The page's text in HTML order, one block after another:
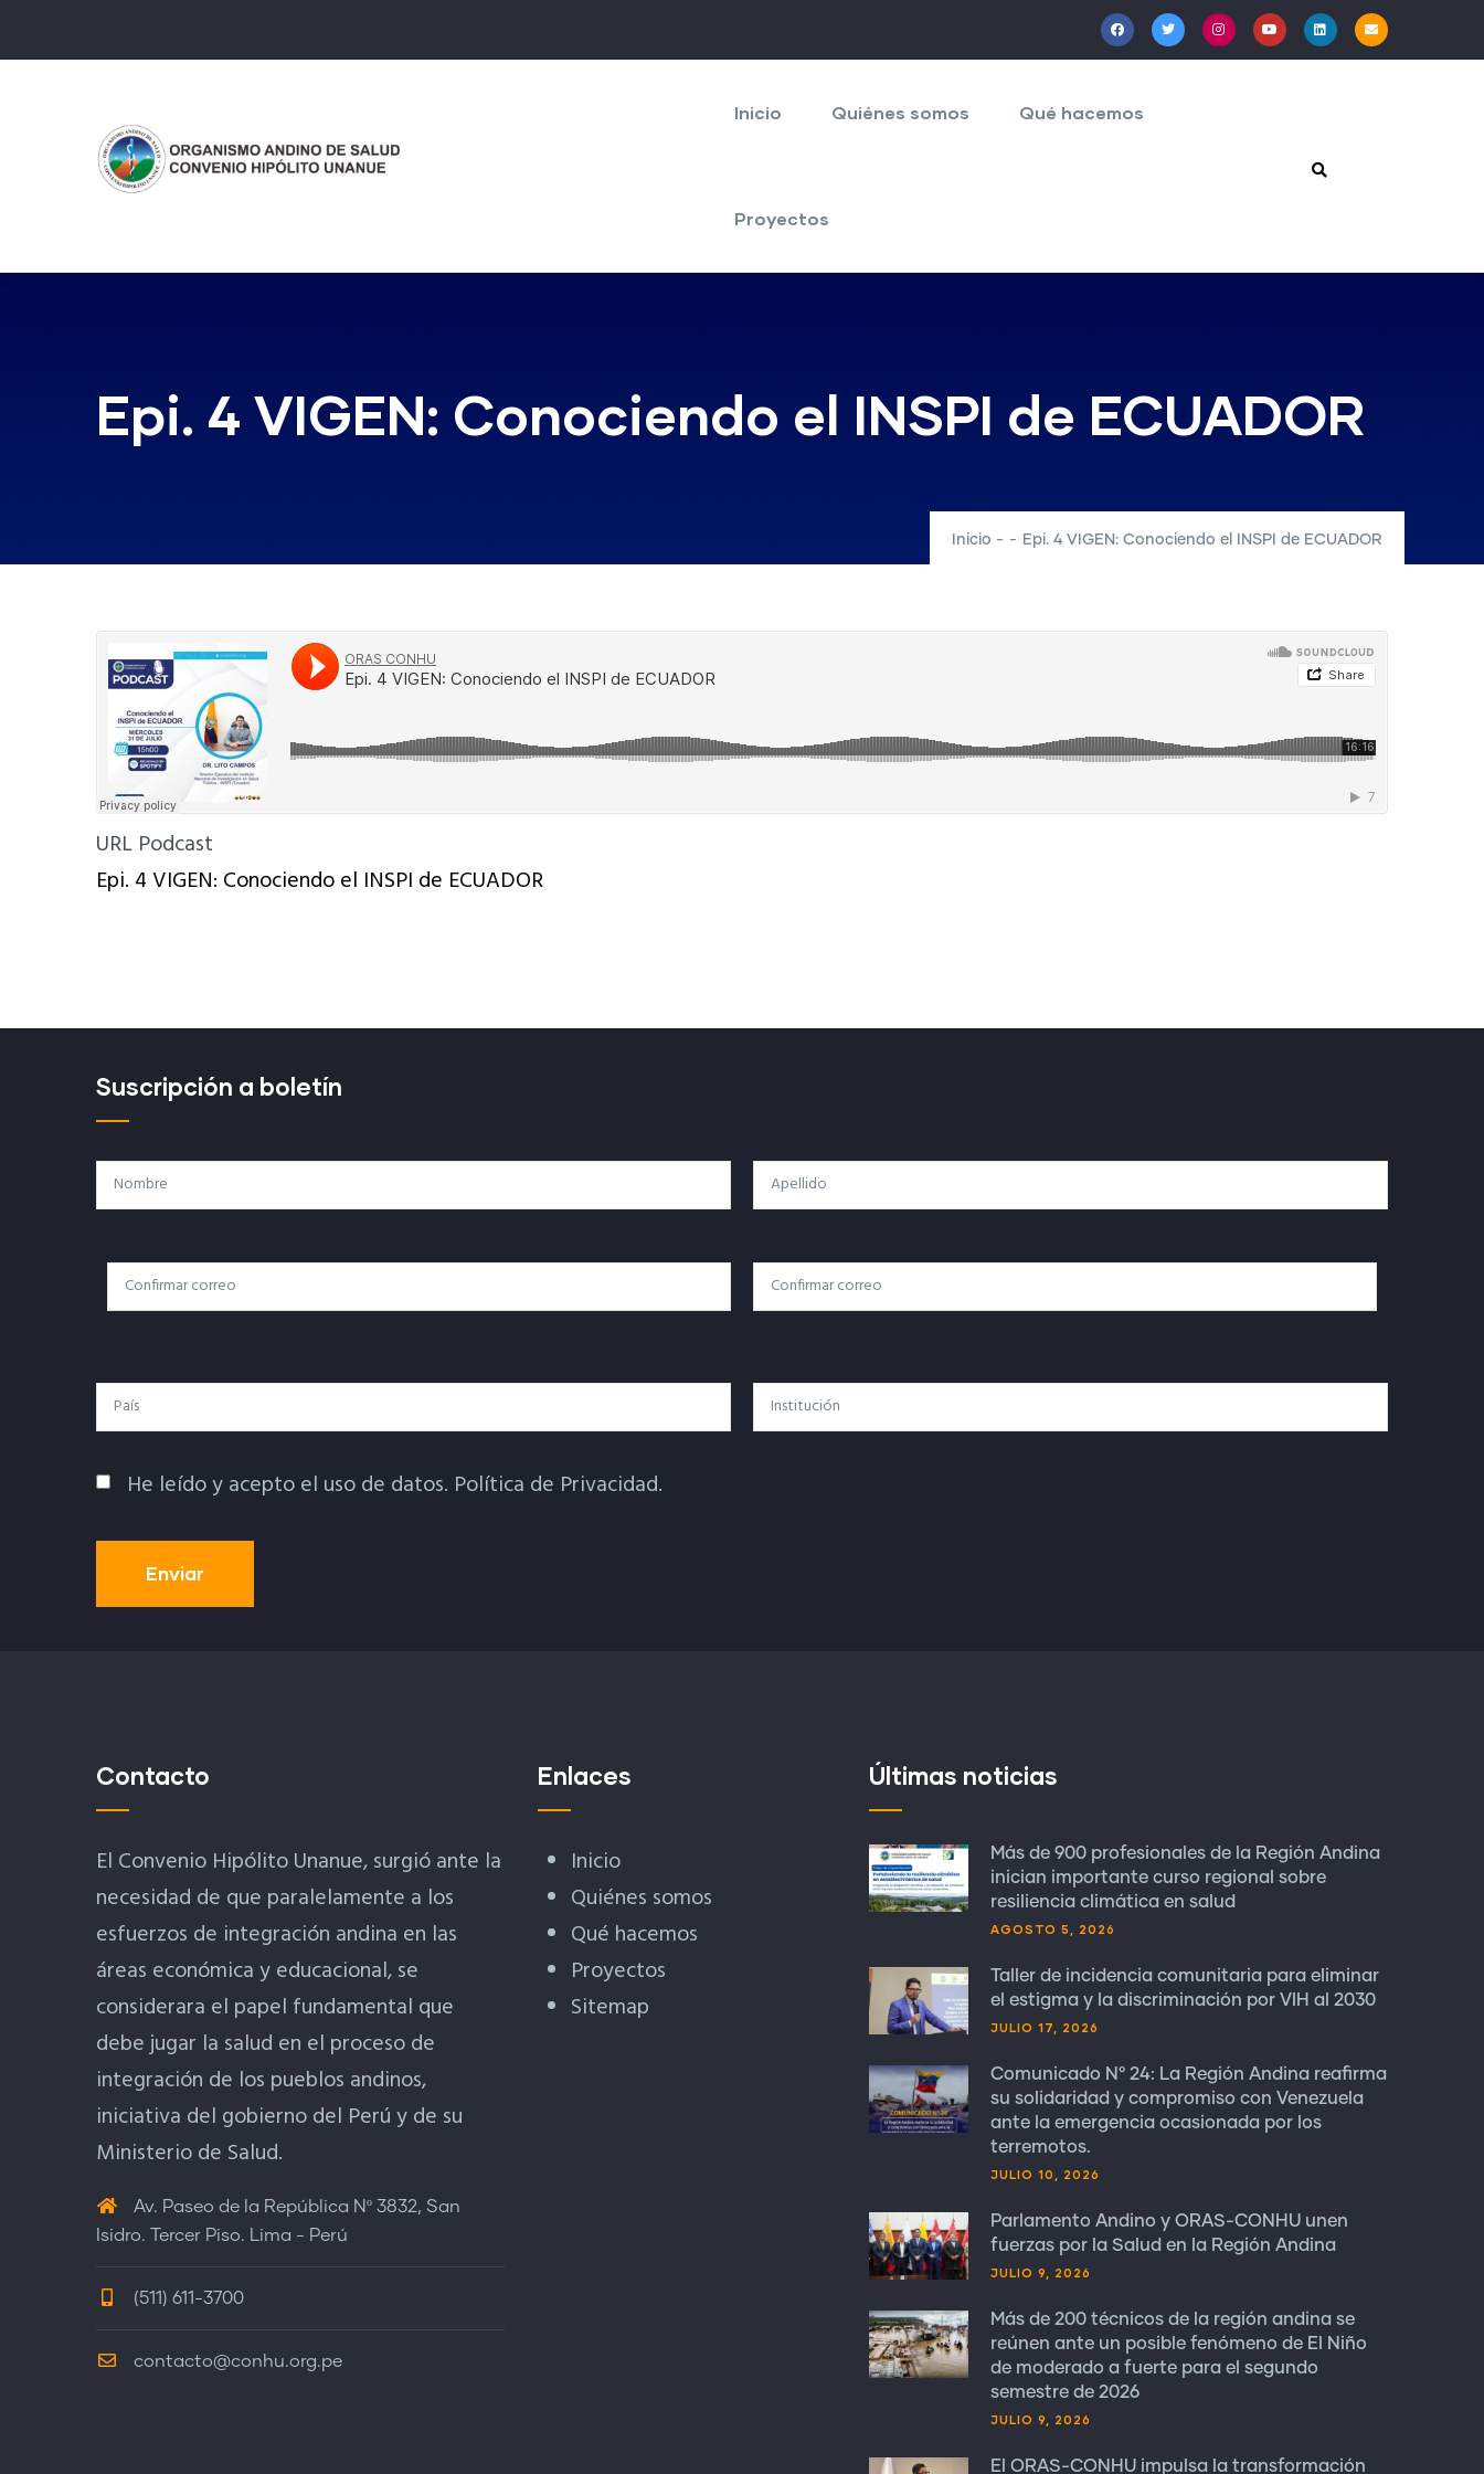
al
principal
Inicio Quiénes somos Qué hacemos
Proyectos
Epi. 4 VIGEN: Conociendo el INSPI de ECUADOR
Inicio - - Epi. 4 VIGEN: Conociendo el INSPI de ECUADOR
URL Podcast
Epi. 4 VIGEN: Conociendo el INSPI de ECUADOR
Suscripción a boletín
Nombre Apellido
Correo
Electrónico
Correo Electrónico Confirmar Correo
País Institución
Política De Privacidad
He leído y acepto el uso de datos. Política de Privacidad.
Contacto
El Convenio Hipólito Unanue, surgió ante la
necesidad de que paralelamente a los
esfuerzos de integración andina en las
áreas económica y educacional, se
considerara el papel fundamental que
debe jugar la salud en el proceso de
integración de los pueblos andinos,
iniciativa del gobierno del Perú y de su
Ministerio de Salud.
Av. Paseo de la República Nº 3832, San
Isidro. Tercer Piso. Lima - Perú
(511) 611-3700
contacto@conhu.org.pe
Enlaces
Inicio
Quiénes somos
Qué hacemos
Proyectos
Sitemap
Últimas noticias
Más de 900 profesionales de la Región Andina
inician importante curso regional sobre
resiliencia climática en salud
AGOSTO 5, 2026
Taller de incidencia comunitaria para eliminar
el estigma y la discriminación por VIH al 2030
JULIO 17, 2026
Comunicado N° 24: La Región Andina reafirma
su solidaridad y compromiso con Venezuela
ante la emergencia ocasionada por los
terremotos.
JULIO 10, 2026
Parlamento Andino y ORAS-CONHU unen
fuerzas por la Salud en la Región Andina
JULIO 9, 2026
Más de 200 técnicos de la región andina se
reúnen ante un posible fenómeno de El Niño
de moderado a fuerte para el segundo
semestre de 2026
JULIO 9, 2026
El ORAS-CONHU impulsa la transformación